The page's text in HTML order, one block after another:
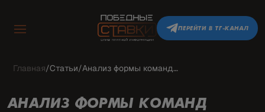
ПЕРЕЙТИ В ТГ-КАНАЛ
Главная/Статьи/Анализ формы команд…
АНАЛИЗ ФОРМЫ КОМАНД